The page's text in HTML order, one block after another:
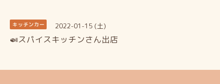
キッチンカー 2022-01-15 (土)
🍛スパイスキッチンさん出店